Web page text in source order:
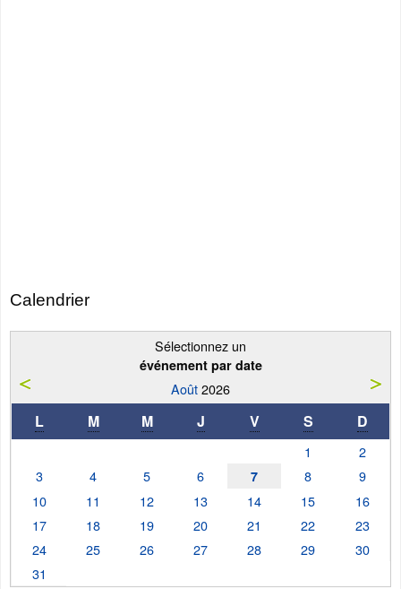
Calendrier
Sélectionnez un
événement par date
Août2026
L M M J V S D
1
2
3
4 5 6 7 8
9
10
11 12 13 14 15
16
17
18 19 20 21 22
23
24
25 26 27 28 29
30
31